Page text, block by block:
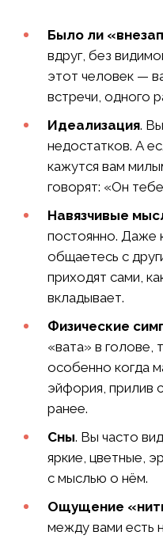
Было ли
вдруг, без
этот человек —
встречи, одного
Идеализация.
недостатков. А
кажутся вам
говорят: «Он
Навязчивые
постоянно. Даже
общаетесь с
приходят сами,
вкладывает.
Физические
«вата» в голове,
особенно когда
эйфория, прилив
ранее.
Сны. Вы часто
яркие, цветные,
с мыслью о нём.
Ощущение
между вами есть